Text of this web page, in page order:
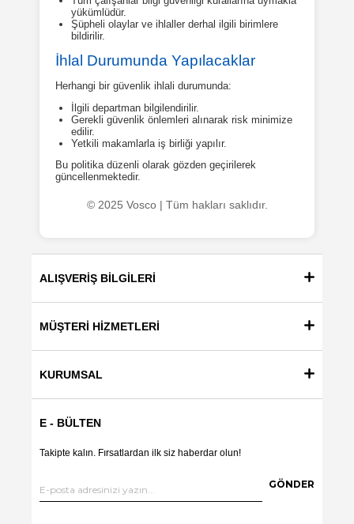
yükümlüdür.
Şüpheli olaylar ve ihlaller derhal ilgili birimlere
bildirilir.
İhlal Durumunda Yapılacaklar
Herhangi bir güvenlik ihlali durumunda:
İlgili departman bilgilendirilir.
Gerekli güvenlik önlemleri alınarak risk minimize
edilir.
Yetkili makamlarla iş birliği yapılır.
Bu politika düzenli olarak gözden geçirilerek
güncellenmektedir.
© 2025 Vosco | Tüm hakları saklıdır.
ALIŞVERİŞ BİLGİLERİ
MÜŞTERİ HİZMETLERİ
KURUMSAL
E - BÜLTEN
Takipte kalın. Fırsatlardan ilk siz haberdar olun!
GÖNDER